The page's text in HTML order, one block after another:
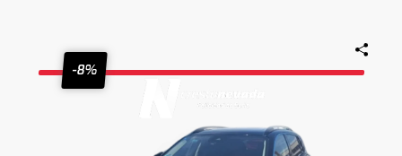
-8%